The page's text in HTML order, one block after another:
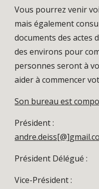
Vous pourrez venir
mais également
documents des actes
des environs pour
personnes seront à
aider à commencer
Son bureau est
Président :
Président Délégué :
Vice-Président :